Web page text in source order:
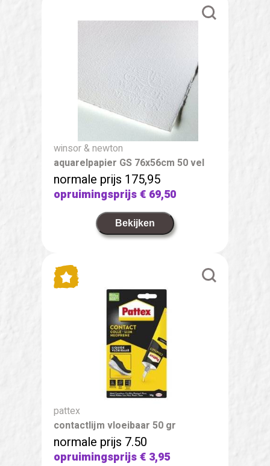
winsor & newton
aquarelpapier GS 76x56cm 50 vel
normale prijs 175,95
opruimingsprijs€ 69,50
Bekijken
pattex
contactlijm vloeibaar 50 gr
normale prijs 7.50
opruimingsprijs€ 3,95